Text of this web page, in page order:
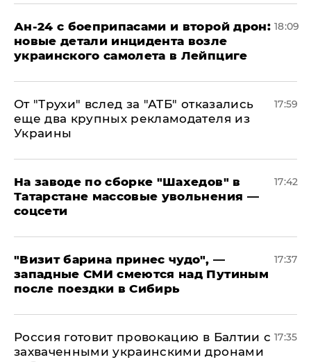
Ан-24 с боеприпасами и второй дрон:
новые детали инцидента возле
украинского самолета в Лейпциге
18:09
От "Трухи" вслед за "АТБ" отказались
еще два крупных рекламодателя из
Украины
17:59
На заводе по сборке "Шахедов" в
Татарстане массовые увольнения —
соцсети
17:42
"Визит барина принес чудо", —
западные СМИ смеются над Путиным
после поездки в Сибирь
17:37
​Россия готовит провокацию в Балтии с
захваченными украинскими дронами
17:35